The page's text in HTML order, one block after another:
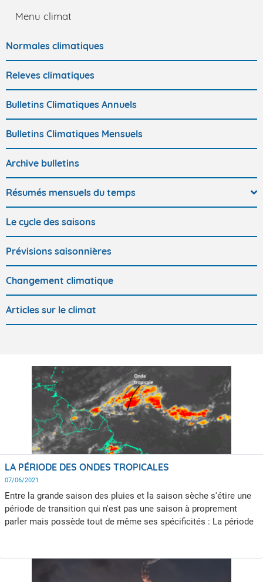
Menu climat
Normales climatiques
Releves climatiques
Bulletins Climatiques Annuels
Bulletins Climatiques Mensuels
Archive bulletins
Résumés mensuels du temps
Le cycle des saisons
Prévisions saisonnières
Changement climatique
Articles sur le climat
LA PÉRIODE DES ONDES TROPICALES
07/06/2021
Entre la grande saison des pluies et la saison sèche s'étire une
période de transition qui n'est pas une saison à proprement
parler mais possède tout de même ses spécificités : La période
orageuses. C'est l'époque des débuts de journées sous le soleil
parfois suivis en début d'après-midi d'un bel orage. Le passage